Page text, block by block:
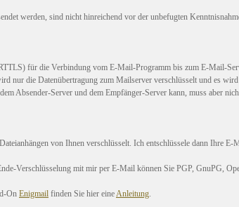
werden, sind nicht hinreichend vor der unbefugten
für die Verbindung vom E-Mail-Programm bis zum E-Mail-
nur die Datenübertragung zum Mailserver verschlüsselt und es
Absender-Server und dem Empfänger-Server kann, muss aber
von Ihnen verschlüsselt. Ich entschlüssele dann Ihre
Verschlüsselung mit mir per E-Mail können Sie PGP, GnuPG,
On Enigmail finden Sie hier eineAnleitung.